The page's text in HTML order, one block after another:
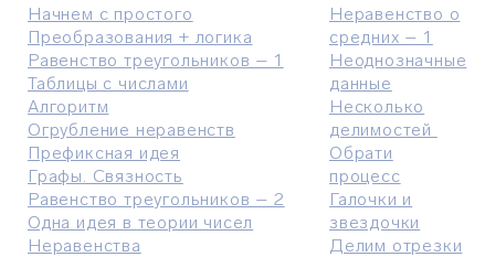
Начнем с простого
Преобразования + логика
Равенство треугольников – 1
Таблицы с числами
Алгоритм
Огрубление неравенств
Префиксная идея
Графы. Связность
Равенство треугольников – 2
Одна идея в теории чисел
Неравенства
Неравенство о
средних – 1
Неоднозначные
данные
Несколько
делимостей
Обрати
процесс
Галочки и
звездочки
Делим отрезки